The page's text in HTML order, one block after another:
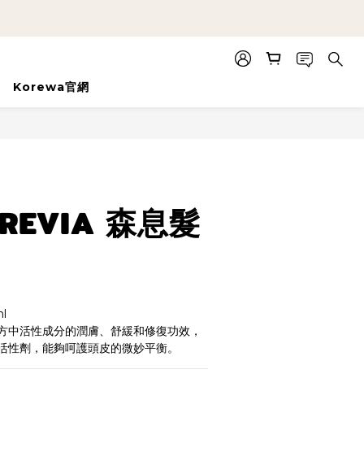
Korewa官網
森息髮
中活性成分的潤膚、舒緩和修復功效，
劑，能夠呵護頭皮的微妙平衡。